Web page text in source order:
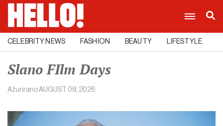
CELEBRITY NEWS FASHION BEAUTY LIFESTYLE
Slano FIlm Days
AžuriranoAUGUST 08, 2026